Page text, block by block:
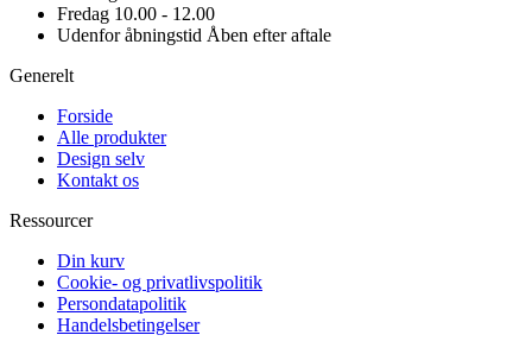
Fredag 10.00 - 12.00
Udenfor åbningstid Åben efter aftale
Generelt
Forside
Alle produkter
Design selv
Kontakt os
Ressourcer
Din kurv
Cookie- og privatlivspolitik
Persondatapolitik
Handelsbetingelser